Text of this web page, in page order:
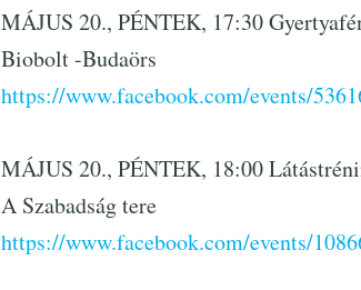
MÁJUS 20., PÉNTEK, 17:30
Biobolt -Budaörs
https://www.facebook.com/events/
MÁJUS 20., PÉNTEK, 18:00
A Szabadság tere
https://www.facebook.com/events/